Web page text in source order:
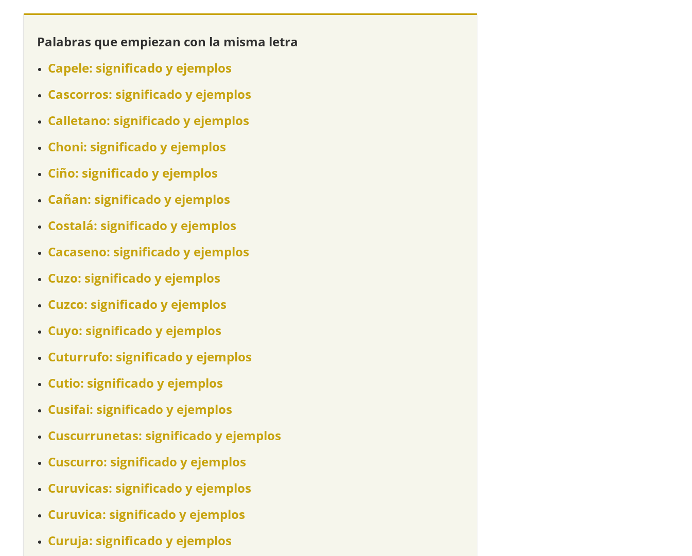
Palabras que empiezan con la misma letra
Capele: significado y ejemplos
Cascorros: significado y ejemplos
Calletano: significado y ejemplos
Choni: significado y ejemplos
Ciño: significado y ejemplos
Cañan: significado y ejemplos
Costalá: significado y ejemplos
Cacaseno: significado y ejemplos
Cuzo: significado y ejemplos
Cuzco: significado y ejemplos
Cuyo: significado y ejemplos
Cuturrufo: significado y ejemplos
Cutio: significado y ejemplos
Cusifai: significado y ejemplos
Cuscurrunetas: significado y ejemplos
Cuscurro: significado y ejemplos
Curuvicas: significado y ejemplos
Curuvica: significado y ejemplos
Curuja: significado y ejemplos